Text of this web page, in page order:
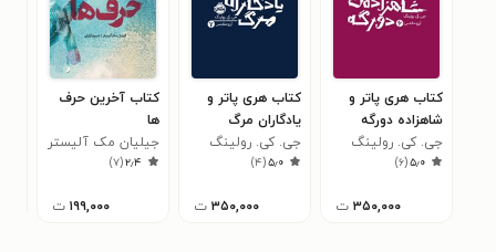
کتاب هری پاتر و
شاهزاده دورگه
جی. کی. رولینگ
۵٫۰(۶)
۳۵۰,۰۰۰ ت
کتاب هری پاتر و
یادگاران مرگ
جی. کی. رولینگ
۵٫۰(۴)
۳۵۰,۰۰۰ ت
کتاب آخرین حرف
ها
جیلیان مک آلیستر
۲٫۴(۷)
۱۹۹,۰۰۰ ت